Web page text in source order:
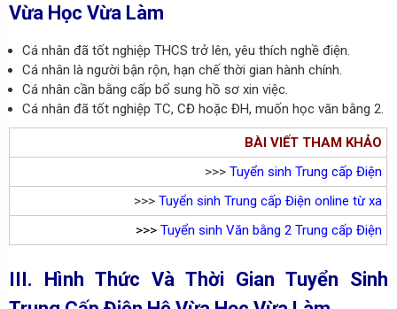
Vừa Học Vừa Làm
Cá nhân đã tốt nghiệp THCS trở lên, yêu thích nghề điện.
Cá nhân là người bận rộn, hạn chế thời gian hành chính.
Cá nhân cần bằng cấp bổ sung hồ sơ xin việc.
Cá nhân đã tốt nghiệp TC, CĐ hoặc ĐH, muốn học văn bằng 2.
BÀI VIẾT THAM KHẢO
>>> Tuyển sinh Trung cấp Điện
>>> Tuyển sinh Trung cấp Điện online từ xa
>>> Tuyển sinh Văn bằng 2 Trung cấp Điện
III. Hình Thức Và Thời Gian Tuyển Sinh